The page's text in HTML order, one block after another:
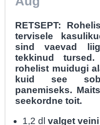
RETSEPT:
tervisele
sind vaevad
tekkinud
rohelist muidugi
kuid see
panemiseks.
seekordne toit.
1,2 dl valget veini